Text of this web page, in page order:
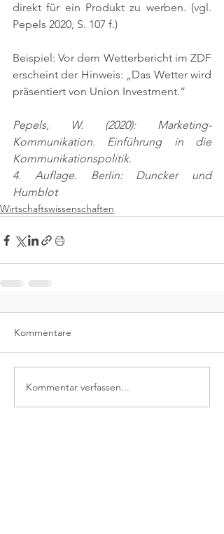
direkt für ein Produkt zu werben. (vgl.
Pepels 2020, S. 107 f.)
Beispiel: Vor dem Wetterbericht im ZDF
erscheint der Hinweis: „Das Wetter wird
präsentiert von Union Investment.“
Pepels, W. (2020): Marketing-
Kommunikation. Einführung in die
Kommunikationspolitik.
4. Auflage. Berlin: Duncker und
Humblot
Wirtschaftswissenschaften
Kommentare
Kommentar verfassen...